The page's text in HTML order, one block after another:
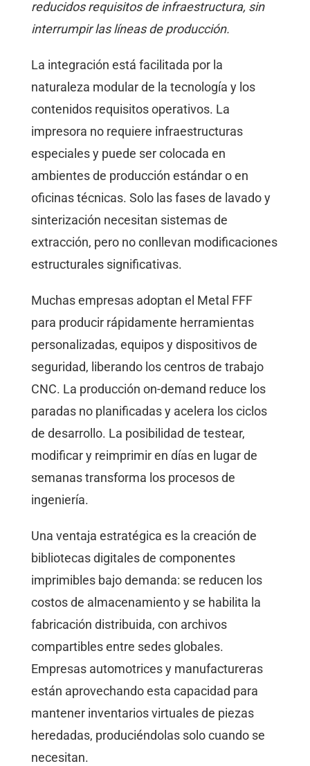
reducidos requisitos de infraestructura, sin
interrumpir las líneas de producción.
La integración está facilitada por la
naturaleza modular de la tecnología y los
contenidos requisitos operativos. La
impresora no requiere infraestructuras
especiales y puede ser colocada en
ambientes de producción estándar o en
oficinas técnicas. Solo las fases de lavado y
sinterización necesitan sistemas de
extracción, pero no conllevan modificaciones
estructurales significativas.
Muchas empresas adoptan el Metal FFF
para producir rápidamente herramientas
personalizadas, equipos y dispositivos de
seguridad, liberando los centros de trabajo
CNC. La producción on-demand reduce los
paradas no planificadas y acelera los ciclos
de desarrollo. La posibilidad de testear,
modificar y reimprimir en días en lugar de
semanas transforma los procesos de
ingeniería.
Una ventaja estratégica es la creación de
bibliotecas digitales de componentes
imprimibles bajo demanda: se reducen los
costos de almacenamiento y se habilita la
fabricación distribuida, con archivos
compartibles entre sedes globales.
Empresas automotrices y manufactureras
están aprovechando esta capacidad para
mantener inventarios virtuales de piezas
heredadas, produciéndolas solo cuando se
necesitan.